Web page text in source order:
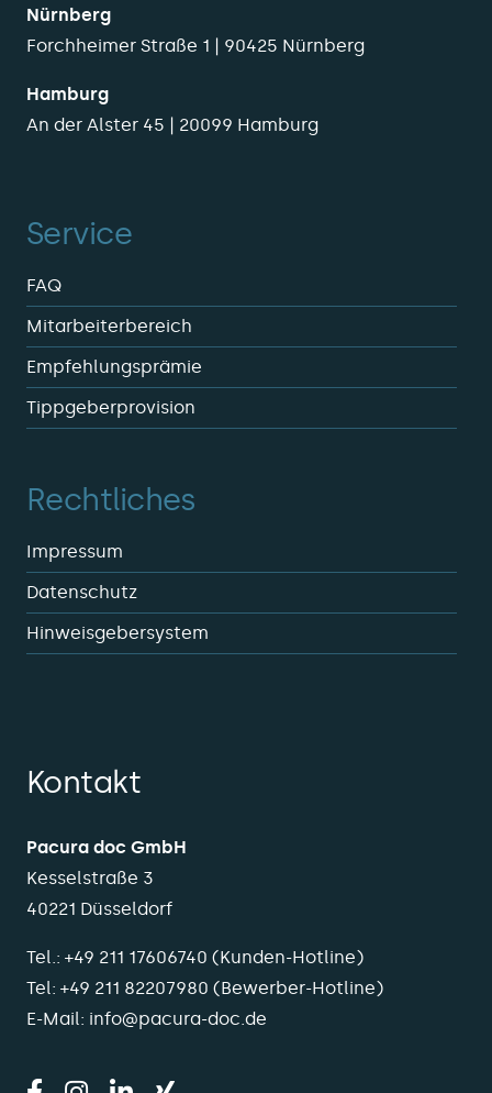
Nürnberg
Forchheimer Straße 1 | 90425 Nürnberg
Hamburg
An der Alster 45 | 20099 Hamburg
Service
FAQ
Mitarbeiterbereich
Empfehlungsprämie
Tippgeberprovision
Rechtliches
Impressum
Datenschutz
Hinweisgebersystem
Kontakt
Pacura doc GmbH
Kesselstraße 3
40221 Düsseldorf
Tel.: +49 211 17606740 (Kunden-Hotline)
Tel: +49 211 82207980 (Bewerber-Hotline)
E-Mail: info@pacura-doc.de